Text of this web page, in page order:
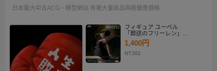
日本最大中古ACG、模型網站 有著大量商品與極優惠價格
フィギュア ユーベル
「葬送のフリーレン」
Desktop×Decorate
Collection“ユーベル”
1,400円
NT302